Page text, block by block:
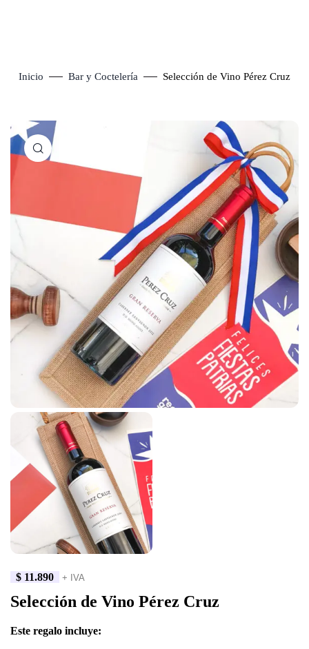
Inicio Bar y Coctelería Selección de Vino Pérez Cruz
Click to enlarge
$ 11.890 + IVA
Selección de Vino Pérez Cruz
Este regalo incluye: